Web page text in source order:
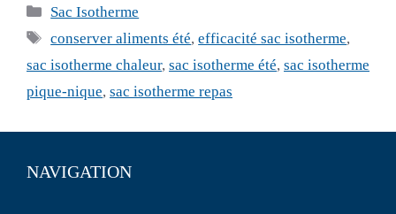
Catégories
Sac Isotherme
Étiquettes
conserver aliments été,efficacité sac isotherme,
sac isotherme chaleur, sac isotherme été, sac isotherme
pique-nique, sac isotherme repas
NAVIGATION